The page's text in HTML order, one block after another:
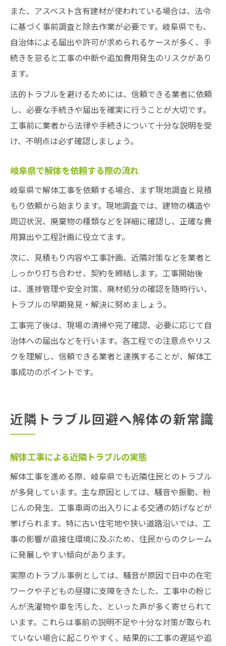
また、アスベスト含有建材が使われている場合は、法令
に基づく事前調査と除去作業が必要です。岐阜県でも、
自治体による届出や許可が求められるケースが多く、手
続きを怠ると工事の中断や追加費用発生のリスクがあり
ます。
法的トラブルを避けるためには、信頼できる業者に依頼
し、必要な手続きや届出を確実に行うことが大切です。
工事前に業者から法律や手続きについて十分な説明を受
け、不明点は必ず確認しましょう。
岐阜県で解体を依頼する際の流れ
岐阜県で解体工事を依頼する場合、まず現地調査と見積
もり依頼から始まります。現地調査では、建物の構造や
周辺状況、廃棄物の種類などを詳細に確認し、正確な費
用算出や工程計画に役立てます。
次に、見積もり内容や工事計画、近隣対策などを業者と
しっかり打ち合わせ、契約を締結します。工事開始後
は、進捗管理や安全対策、廃材処分の確認を随時行い、
トラブルの早期発見・解決に努めましょう。
工事完了後は、現場の清掃や完了確認、必要に応じて自
治体への届出などを行います。各工程での注意点やリス
クを理解し、信頼できる業者と連携することが、解体工
事成功のポイントです。
近隣トラブル回避へ解体の新常識
解体工事による近隣トラブルの実態
解体工事を進める際、岐阜県でも近隣住民とのトラブル
が多発しています。主な原因としては、騒音や振動、粉
じんの発生、工事車両の出入りによる交通の妨げなどが
挙げられます。特に古い住宅地や狭い道路沿いでは、工
事の影響が直接住環境に及ぶため、住民からのクレーム
に発展しやすい傾向があります。
実際のトラブル事例としては、騒音が原因で日中の在宅
ワークや子どもの昼寝に支障をきたした、工事中の粉じ
んが洗濯物や車を汚した、といった声が多く寄せられて
います。これらは事前の説明不足や十分な対策が取られ
ていない場合に起こりやすく、結果的に工事の遅延や追